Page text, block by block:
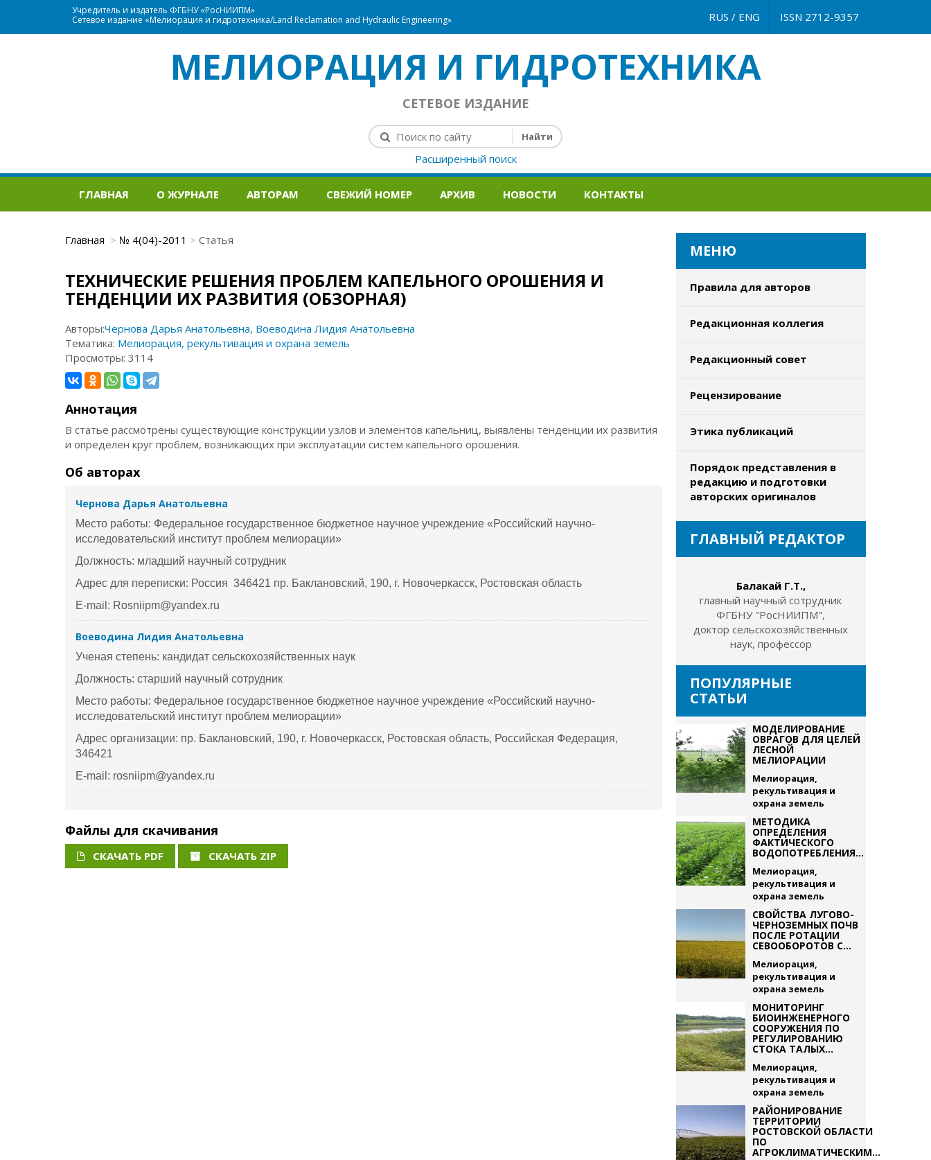
Учредитель и издатель ФГБНУ «РосНИИПМ»
Сетевое издание «Мелиорация и гидротехника/Land Reclamation and Hydraulic Engineering»
ISSN 2712-9357
RUS / ENG
МЕЛИОРАЦИЯ И ГИДРОТЕХНИКА
СЕТЕВОЕ ИЗДАНИЕ
Расширенный поиск
ГЛАВНАЯ О ЖУРНАЛЕ АВТОРАМ СВЕЖИЙ НОМЕР АРХИВ НОВОСТИ КОНТАКТЫ
Главная № 4(04)-2011 Статья
ТЕХНИЧЕСКИЕ РЕШЕНИЯ ПРОБЛЕМ КАПЕЛЬНОГО ОРОШЕНИЯ И
ТЕНДЕНЦИИ ИХ РАЗВИТИЯ (ОБЗОРНАЯ)
Авторы:Чернова Дарья Анатольевна, Воеводина Лидия Анатольевна
Тематика: Мелиорация, рекультивация и охрана земель
Просмотры:3114
Аннотация
В статье рассмотрены существующие конструкции узлов и элементов капельниц, выявлены тенденции их развития
и определен круг проблем, возникающих при эксплуатации систем капельного орошения.
Об авторах
Чернова Дарья Анатольевна
Место работы: Федеральное государственное бюджетное научное учреждение «Российский научно-
исследовательский институт проблем мелиорации»
Должность: младший научный сотрудник
Адрес для переписки: Россия 346421 пр. Баклановский, 190, г. Новочеркасск, Ростовская область
E-mail: Rosniipm@yandex.ru
Воеводина Лидия Анатольевна
Ученая степень: кандидат сельскохозяйственных наук
Должность: старший научный сотрудник
Место работы: Федеральное государственное бюджетное научное учреждение «Российский научно-
исследовательский институт проблем мелиорации»
Адрес организации: пр. Баклановский, 190, г. Новочеркасск, Ростовская область, Российская Федерация,
346421
E-mail: rosniipm@yandex.ru
Файлы для скачивания
СКАЧАТЬ PDF СКАЧАТЬ ZIP
МЕНЮ
Правила для авторов
Редакционная коллегия
Редакционный совет
Рецензирование
Этика публикаций
Порядок представления в
редакцию и подготовки
авторских оригиналов
ГЛАВНЫЙ РЕДАКТОР
Балакай Г.Т.,
главный научный сотрудник
ФГБНУ "РосНИИПМ",
доктор сельскохозяйственных
наук, профессор
ПОПУЛЯРНЫЕ
СТАТЬИ
МОДЕЛИРОВАНИЕ
ОВРАГОВ ДЛЯ ЦЕЛЕЙ
ЛЕСНОЙ
МЕЛИОРАЦИИ
Мелиорация,
рекультивация и
охрана земель
МЕТОДИКА
ОПРЕДЕЛЕНИЯ
ФАКТИЧЕСКОГО
ВОДОПОТРЕБЛЕНИЯ...
Мелиорация,
рекультивация и
охрана земель
СВОЙСТВА ЛУГОВО-
ЧЕРНОЗЕМНЫХ ПОЧВ
ПОСЛЕ РОТАЦИИ
СЕВООБОРОТОВ С...
Мелиорация,
рекультивация и
охрана земель
МОНИТОРИНГ
БИОИНЖЕНЕРНОГО
СООРУЖЕНИЯ ПО
РЕГУЛИРОВАНИЮ
СТОКА ТАЛЫХ...
Мелиорация,
рекультивация и
охрана земель
РАЙОНИРОВАНИЕ
ТЕРРИТОРИИ
РОСТОВСКОЙ ОБЛАСТИ
ПО
АГРОКЛИМАТИЧЕСКИМ...